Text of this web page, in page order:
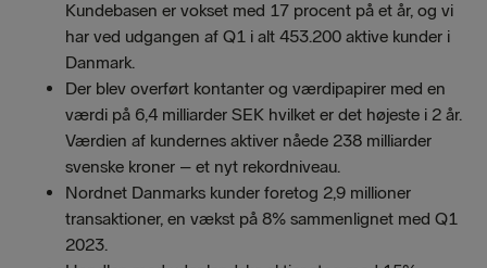
Kundebasen er vokset med 17 procent på et år, og vi
har ved udgangen af Q1 i alt 453.200 aktive kunder i
Danmark.
Der blev overført kontanter og værdipapirer med en
værdi på 6,4 milliarder SEK hvilket er det højeste i 2 år.
Værdien af kundernes aktiver nåede 238 milliarder
svenske kroner – et nyt rekordniveau.
Nordnet Danmarks kunder foretog 2,9 millioner
transaktioner, en vækst på 8% sammenlignet med Q1
2023.